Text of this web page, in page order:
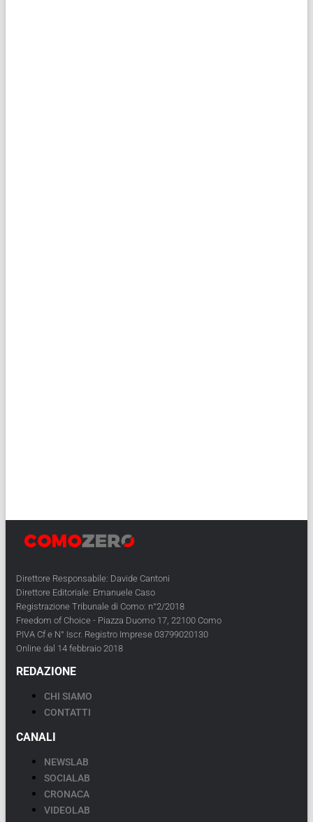
Direttore Responsabile: Davide Cantoni
Direttore Editoriale: Emanuele Caso
Registrazione Tribunale di Como: n°2/2018
Freedom of Choice - Piazza Duomo 17, 22100 Como
PIVA Cf e N° Iscr. Registro Imprese 03799020130
Online dal 14 febbraio 2018
REDAZIONE
CHI SIAMO
CONTATTI
CANALI
NEWSLAB
SOCIALAB
CRONACA
VIDEOLAB